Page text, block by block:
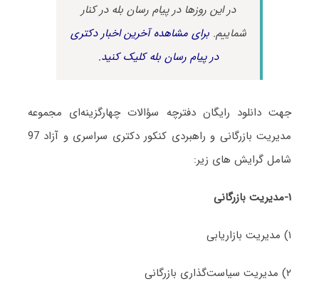
در این روزها در پیام رسان بله در کنار
شماییم.برای مشاهده آخرین اخبار دکتری
در پیام رسان بله کلیک کنید.
جهت دانلود رایگان دفترچه سؤالات چهارگزینه‌ای مجموعه
مدیریت بازرگانی و راهبردی کنکور دکتری سراسری و آزاد 97
شامل گرایش های‌ زیر:
۱-مدیریت بازرگانی
۱) مدیریت بازاریابی
۲) مدیریت سیاست‌گذاری بازرگانی